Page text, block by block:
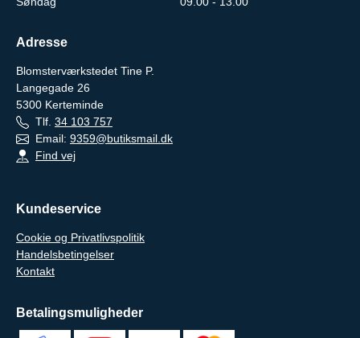
Adresse
Blomsterværkstedet Tine P.
Langegade 26
5300 Kerteminde
Tlf. 34 103 757
Email: 9359@butiksmail.dk
Find vej
Kundeservice
Cookie og Privatlivspolitik
Handelsbetingelser
Kontakt
Betalingsmuligheder